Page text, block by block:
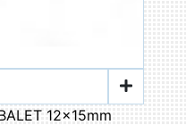
12x15mm